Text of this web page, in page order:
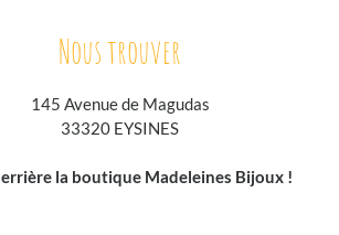
Nous trouver
145 Avenue de Magudas
33320 EYSINES
la boutique Madeleines Bijoux !